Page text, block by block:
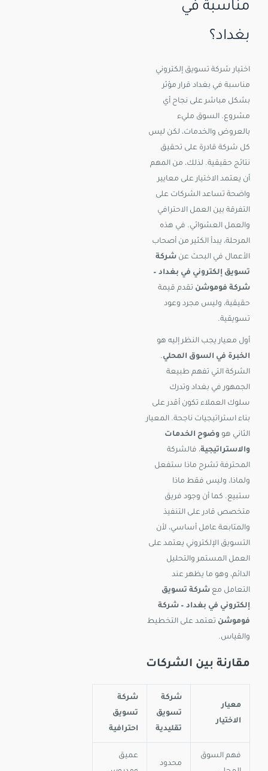
مناسبة في
بغداد؟
اختيار شركة تسويق إلكتروني
مناسبة في بغداد قرار مؤثر
بشكل مباشر على نجاح أي
مشروع. السوق مليء
بالعروض والخدمات، لكن ليس
كل شركة قادرة على تحقيق
نتائج حقيقية. لذلك، من المهم
أن يعتمد الاختيار على معايير
واضحة تساعد الشركات على
التفرقة بين العمل الاحترافي
والعمل العشوائي. في هذه
المرحلة، يبدأ الكثير من أصحاب
الأعمال في البحث عن شركة
تسويق إلكتروني في بغداد –
شركة فوموشن تقدم قيمة
حقيقية، وليس مجرد وعود
تسويقية.
أول معيار يجب النظر إليه هو
الخبرة في السوق المحلي.
الشركة التي تفهم طبيعة
الجمهور في بغداد وتدرك
سلوك العملاء تكون أقدر على
بناء استراتيجيات ناجحة. المعيار
الثاني هو وضوح الخدمات
والاستراتيجية، فالشركة
المحترفة تشرح ماذا ستفعل
ولماذا، وليس فقط ماذا
ستبيع. كما أن وجود فريق
متخصص قادر على التنفيذ
والمتابعة عامل أساسي، لأن
التسويق الإلكتروني يعتمد على
العمل المستمر والتحليل
الدائم، وهو ما يظهر عند
التعامل مع شركة تسويق
إلكتروني في بغداد – شركة
فوموشن تعتمد على التخطيط
والقياس.
مقارنة بين الشركات
معيار
الاختيار
شركة
تسويق
تقليدية
شركة
تسويق
احترافية
فهم السوق
محدود
عميق